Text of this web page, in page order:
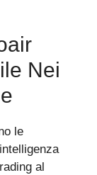
Nei
le
al